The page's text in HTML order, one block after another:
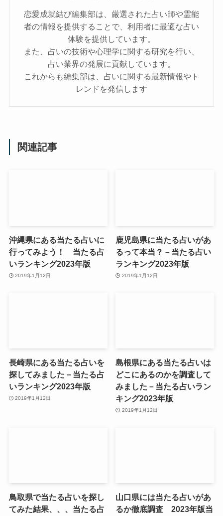
恋愛成就結び編集部は、厳選された占い師や霊能
者の情報を提供することで、利用者に最適な占い
体験を提供しています。
また、占いの技術や心理学に関する研究を行い、
占い業界の発展に貢献しています。
これからも編集部は、占いに関する最新情報やト
レンドを発信します
関連記事
沖縄県にある当たる占いに
行ってみよう！ 当たる占
いランキング2023年版
2019年1月12日
鹿児島県に当たる占いがあ
るって本当？－当たる占い
ランキング2023年版
2019年1月12日
長崎県にある当たる占いを
探してみました－当たる占
いランキング2023年版
2019年1月12日
島根県にある当たる占いは
どこにあるのかを調査して
みました－当たる占いラン
キング2023年版
2019年1月12日
鳥取県で当たる占いを探し
てみた結果、、、当たる占
山口県には当たる占いがあ
るか徹底調査 2023年版当